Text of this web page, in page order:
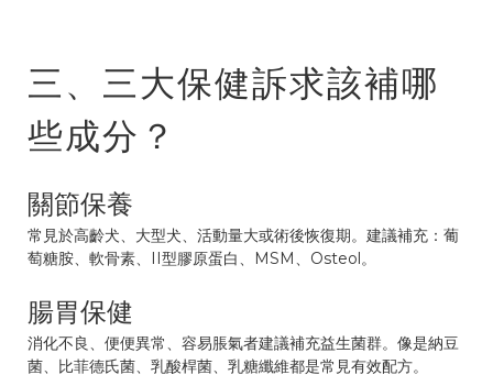
三、三大保健訴求該補哪
些成分？
關節保養
常見於高齡犬、大型犬、活動量大或術後恢復期。建議補充：葡
萄糖胺、軟骨素、II型膠原蛋白、MSM、Osteol。
腸胃保健
消化不良、便便異常、容易脹氣者建議補充益生菌群。像是納豆
菌、比菲德氏菌、乳酸桿菌、乳糖纖維都是常見有效配方。